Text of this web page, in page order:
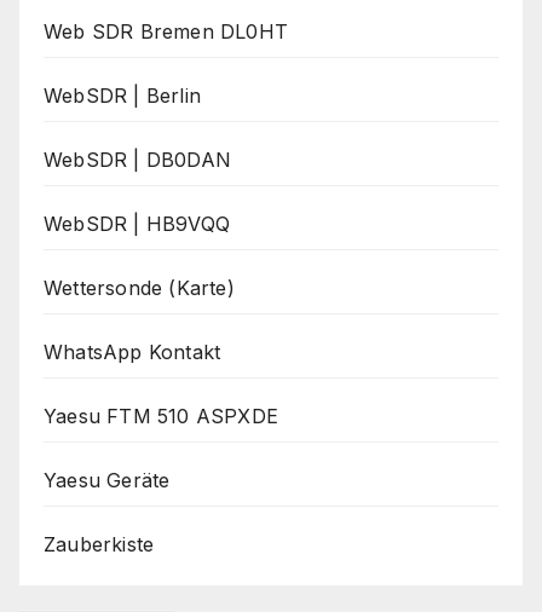
Web SDR Bremen DL0HT
WebSDR | Berlin
WebSDR | DB0DAN
WebSDR | HB9VQQ
Wettersonde (Karte)
WhatsApp Kontakt
Yaesu FTM 510 ASPXDE
Yaesu Geräte
Zauberkiste